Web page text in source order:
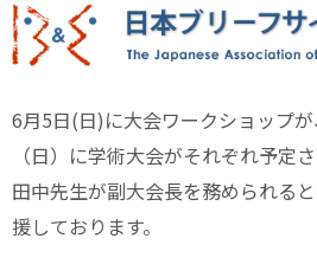
6月5日(日)に大会ワークショップ
（日）に学術大会がそれぞれ予定さ
田中先生が副大会長を務められる
援しております。